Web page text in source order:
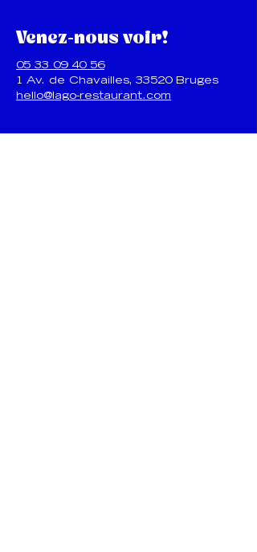
Venez-nous voir!
05 33 09 40 56
1 Av. de Chavailles, 33520 Bruges
hello@lago-restaurant.com